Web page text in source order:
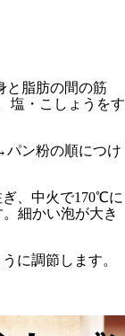
と脂肪の間の筋
塩・こしょうをす
ン粉の順につけ
、 中火で170℃に
細かい泡が大き
に調節します。